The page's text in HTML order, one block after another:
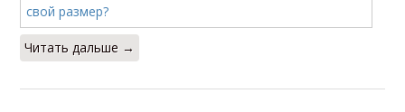
Читать дальше →